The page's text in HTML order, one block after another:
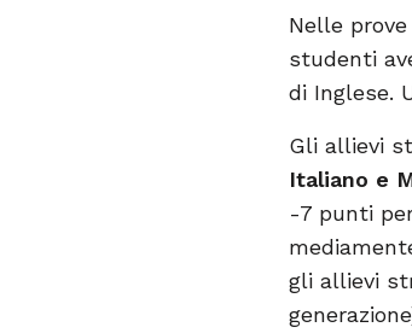
Nelle
studenti
di Inglese.
Gli allievi
Italiano e
-7 punti
gli allievi